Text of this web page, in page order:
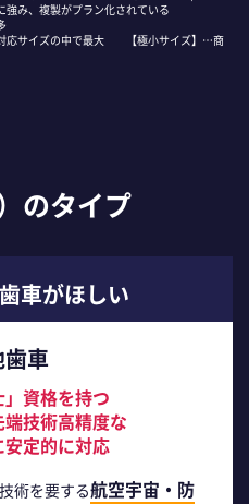
み、複製がプラン化されている
対応サイズの中で最大 【極小サイズ】…商
のタイプ
車がほしい
車
」資格を持つ
技術高精度な
定的に対応
術を要する航空宇宙・防